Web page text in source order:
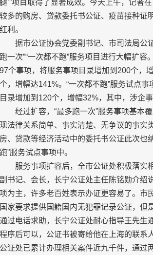
腿’”项目取得了显著成效。今天上午，记者
较多的购房、贷款委托书公证、疫苗接种证
红利。
据市公证协会党委副书记、市司法局公
跑一次”“一次都不跑”服务项目进行大幅扩
97个事项，将服务事项目录增加到200个，
个，增幅达141%。“一次都不跑”服务试点
目录增加到120个，增幅32%，其中，涉企事
经过扩容，“最多跑一次”服务事项基本
现法律关系简单、事实清楚、无争议的事实
房、贷款等经济活动中的委托书公证此次也
跑”服务试点事项中。
服务事项扩容后，全市公证处积极落实
副书记、会长，长宁公证处主任陈铭勋介绍
项为主，许多老百姓表示办证更容易了。市
国家要求提供国籍国内无犯罪记录公证，但
通过电话求助，长宁公证处耐心指导王先生
程序后可以，公证书被寄给他在上海的联系
公证处已累计办理相关案件近九千件，通过